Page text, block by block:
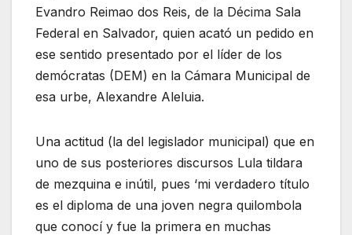
Evandro Reimao dos Reis, de la Décima Sala
Federal en Salvador, quien acató un pedido en
ese sentido presentado por el líder de los
demócratas (DEM) en la Cámara Municipal de
esa urbe, Alexandre Aleluia.
Una actitud (la del legislador municipal) que en
uno de sus posteriores discursos Lula tildara
de mezquina e inútil, pues ‘mi verdadero título
es el diploma de una joven negra quilombola
que conocí y fue la primera en muchas